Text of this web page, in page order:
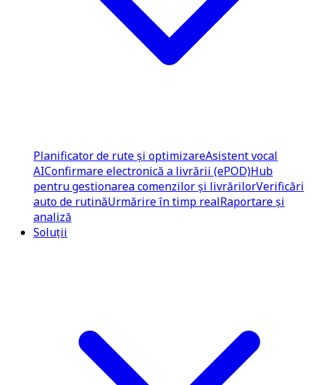
Planificator de rute și optimizareAsistent vocal
AIConfirmare electronică a livrării (ePOD)Hub
pentru gestionarea comenzilor și livrărilorVerificări
auto de rutinăUrmărire în timp realRaportare și
analiză
Soluții